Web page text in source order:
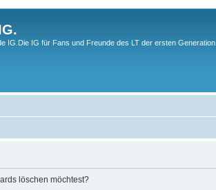
IG.Die IG für Fans und Freunde des LT der ersten Generation.
löschen möchtest?